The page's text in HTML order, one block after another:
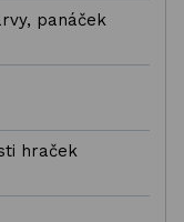
panáček
hraček